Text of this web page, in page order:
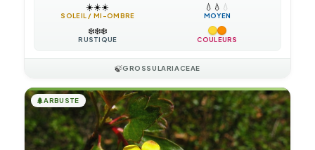
☀️☀️☀️
SOLEIL / MI-OMBRE
💧 💧 💧
MOYEN
❄️❄️❄️
RUSTIQUE COULEURS
🍃GROSSULARIACEAE
🌲ARBUSTE